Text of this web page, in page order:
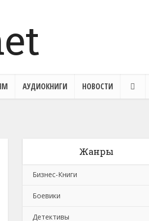
АУДИОКНИГИ НОВОСТИ
Жанры
Бизнес-Книги
Банковское дело
Бухучет, налогообложение, аудит
Боевики
Боевики: Прочее
Детективы